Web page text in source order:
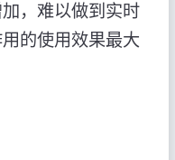
，难以做到实时
的使用效果最大